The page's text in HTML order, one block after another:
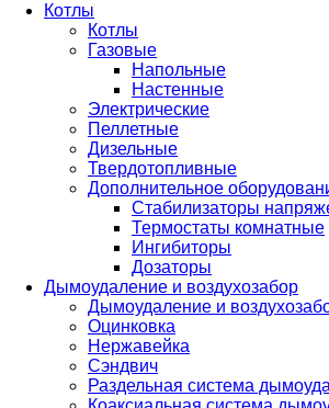
Котлы
Котлы
Газовые
Напольные
Настенные
Электрические
Пеллетные
Дизельные
Твердотопливные
Дополнительное
Стабилизаторы
Термостаты комнатные
Ингибиторы
Дозаторы
Дымоудаление и воздухозабор
Дымоудаление и
Оцинковка
Нержавейка
Сэндвич
Раздельная система